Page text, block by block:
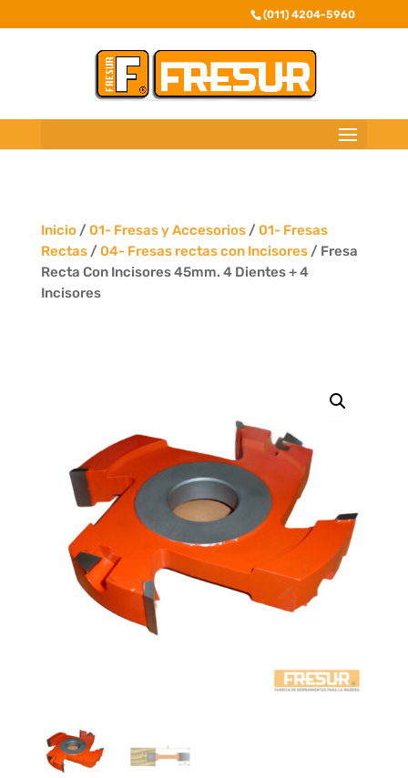
(011) 4204-5960
Inicio/ 01- Fresas y Accesorios/ 01- Fresas
Rectas/ 04- Fresas rectas con Incisores/ Fresa
Recta Con Incisores 45mm. 4 Dientes + 4
Incisores